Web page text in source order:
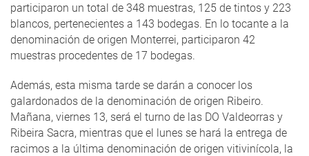
participaron un total de 348 muestras, 125 de tintos y 223
blancos, pertenecientes a 143 bodegas. En lo tocante a la
denominación de origen Monterrei, participaron 42
muestras procedentes de 17 bodegas.
Además, esta misma tarde se darán a conocer los
galardonados de la denominación de origen Ribeiro.
Mañana, viernes 13, será el turno de las DO Valdeorras y
Ribeira Sacra, mientras que el lunes se hará la entrega de
racimos a la última denominación de origen vitivinícola, la